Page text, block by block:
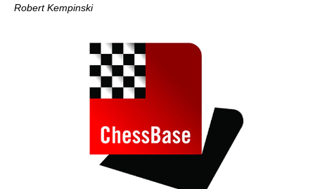
Robert Kempinski